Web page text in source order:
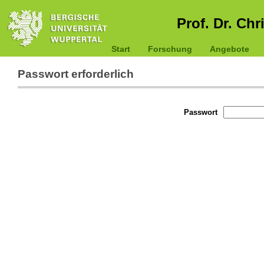
Prof. Dr.
Start Forschung Angebote
Passwort erforderlich
Passwort